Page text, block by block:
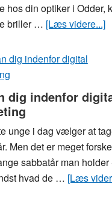
hos din optiker i Odder,
briller … [Læs videre...]om
dig indenfor
unge i dag vælger at
Men det er meget
sabbatår man holder
hvad de … [Læs